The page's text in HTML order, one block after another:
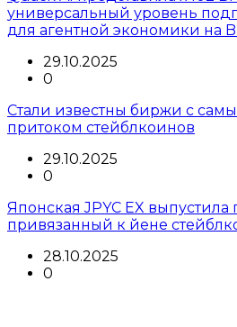
универсальный уровень
для агентной экономики на
29.10.2025
0
Стали известны биржи с
притоком стейблкоинов
29.10.2025
0
Японская JPYC EX
привязанный к йене
28.10.2025
0